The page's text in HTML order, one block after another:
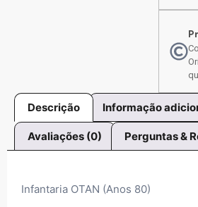
Descrição Informação
Avaliações (0) Perguntas &
Infantaria OTAN (Anos 80)